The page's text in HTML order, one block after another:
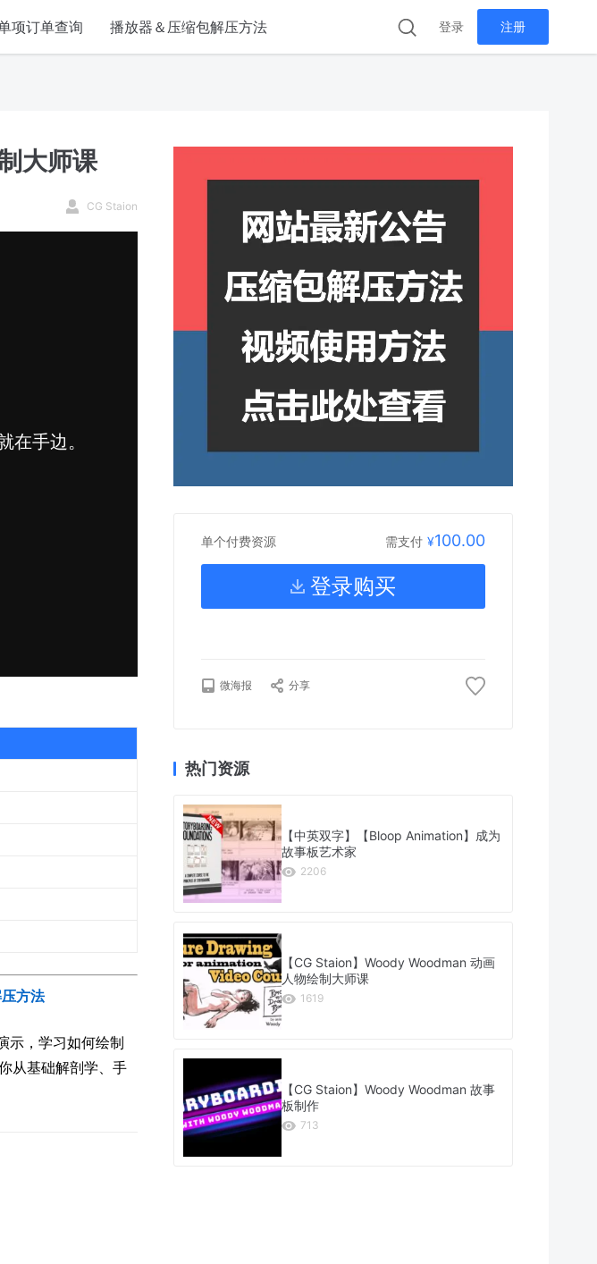
项订单查询 播放器＆压缩包解压方法 登录 注册
大师课
CG Staion
方法
示，学习如何绘制
从基础解剖学、手
单个付费资源 需支付 ¥100.00
登录购买
微海报 分享
热门资源
【中英双字】【Bloop Animation】成为
故事板艺术家
2206
【CG Staion】Woody Woodman 动画
人物绘制大师课
1619
【CG Staion】Woody Woodman 故事
板制作
713